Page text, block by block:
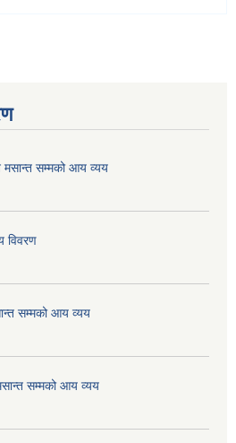
सम्मको आय व्यय
सम्मको आय व्यय
सम्मको आय व्यय